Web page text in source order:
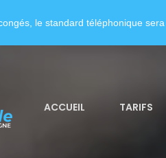
ACCUEIL TARIFS
le standard téléphonique